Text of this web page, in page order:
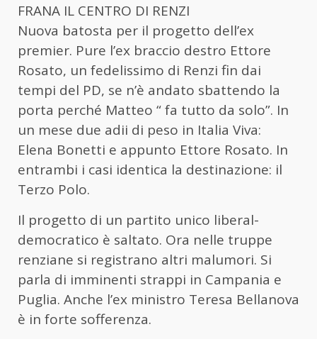
FRANA IL CENTRO DI RENZI
Nuova batosta per il progetto dell’ex
premier. Pure l’ex braccio destro Ettore
Rosato, un fedelissimo di Renzi fin dai
tempi del PD, se n’è andato sbattendo la
porta perché Matteo “ fa tutto da solo”. In
un mese due adii di peso in Italia Viva:
Elena Bonetti e appunto Ettore Rosato. In
entrambi i casi identica la destinazione: il
Terzo Polo.
Il progetto di un partito unico liberal-
democratico è saltato. Ora nelle truppe
renziane si registrano altri malumori. Si
parla di imminenti strappi in Campania e
Puglia. Anche l’ex ministro Teresa Bellanova
è in forte sofferenza.